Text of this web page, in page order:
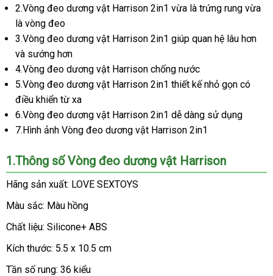
duong
vat
Harrison
Vòng
đeo
dương
vật
Harrison
rung
kích
thích
nữ
2.Vòng đeo dương vật Harrison 2in1 vừa là trứng rung vừa
là vòng đeo
3.Vòng đeo dương vật Harrison 2in1 giúp quan hệ lâu hơn
và sướng hơn
4.Vòng đeo dương vật Harrison chống nước
5.Vòng đeo dương vật Harrison 2in1 thiết kế nhỏ gọn có
điều khiển từ xa
6.Vòng đeo dương vật Harrison 2in1 dễ dàng sử dụng
7.Hình ảnh Vòng đeo dương vật Harrison 2in1
1.Thông số Vòng đeo dương vật Harrison
Hãng sản xuất: LOVE SEXTOYS
Màu sắc: Màu hồng
Chất liệu: Silicone+ ABS
Kích thước: 5.5 x 10.5 cm
Tần số rung: 36 kiểu